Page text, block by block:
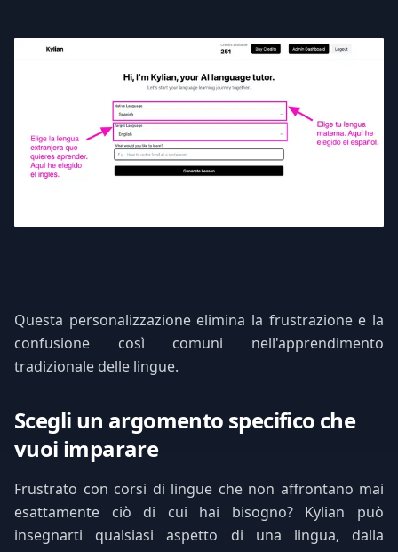
Questa personalizzazione elimina la frustrazione e la
confusione così comuni nell'apprendimento
tradizionale delle lingue.
Scegli un argomento specifico che
vuoi imparare
Frustrato con corsi di lingue che non affrontano mai
esattamente ciò di cui hai bisogno? Kylian può
insegnarti qualsiasi aspetto di una lingua, dalla